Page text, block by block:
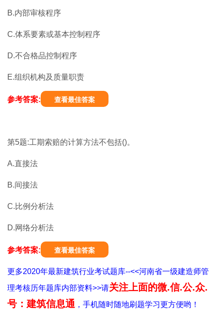
B.内部审核程序
C.体系要素或基本控制程序
D.不合格品控制程序
E.组织机构及质量职责
参考答案: 查看最佳答案
第5题:工期索赔的计算方法不包括()。
A.直接法
B.间接法
C.比例分析法
D.网络分析法
参考答案: 查看最佳答案
更多2020年最新建筑行业考试题库--<<河南省一级建造师管
理考核历年题库内部资料>>请关注上面的微.信.公.众.
号：建筑信息通 ，手机随时随地刷题学习更方便哟！